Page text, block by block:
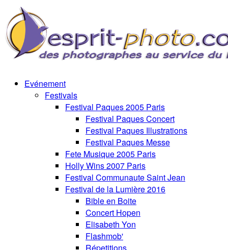
Evénement
Festivals
Festival Paques 2005 Paris
Festival Paques Concert
Festival Paques Illustrations
Festival Paques Messe
Fete Musique 2005 Paris
Holly Wins 2007 Paris
Festival Communaute Saint Jean
Festival de la Lumière 2016
Bible en Boite
Concert Hopen
Elisabeth Yon
Flashmob'